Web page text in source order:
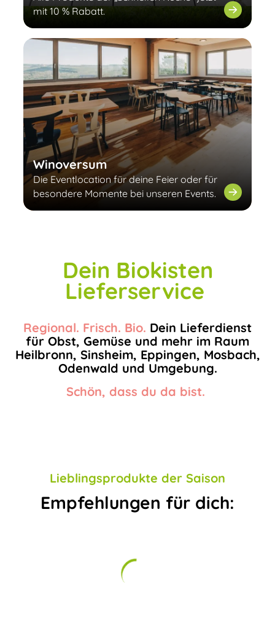
mit 10 % Rabatt.
Winoversum
Die Eventlocation für deine Feier oder für
besondere Momente bei unseren Events.
Dein Biokisten
Lieferservice
Regional. Frisch. Bio. Dein Lieferdienst
für Obst, Gemüse und mehr im Raum
Heilbronn, Sinsheim, Eppingen, Mosbach,
Odenwald und Umgebung.
Schön, dass du da bist.
Lieblingsprodukte der Saison
Empfehlungen für dich: